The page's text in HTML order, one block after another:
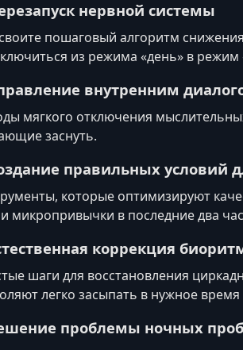
нервной системы
пошаговый алгоритм
из режима «день» в
внутренним
мягкого отключения
заснуть.
правильных условий
которые оптимизируют
микропривычки в последние два
коррекция
шаги для восстановления
легко засыпать в нужное
проблемы ночных